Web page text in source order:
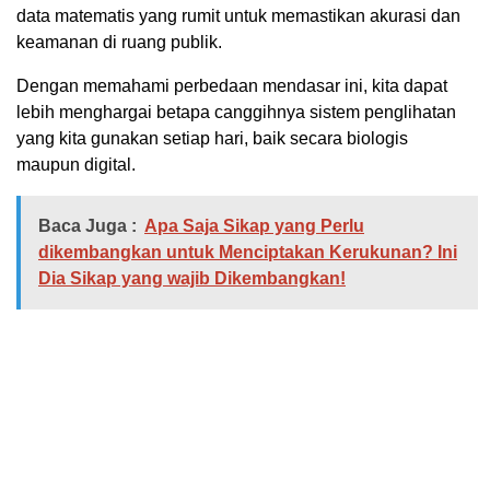
data matematis yang rumit untuk memastikan akurasi dan
keamanan di ruang publik.
Dengan memahami perbedaan mendasar ini, kita dapat
lebih menghargai betapa canggihnya sistem penglihatan
yang kita gunakan setiap hari, baik secara biologis
maupun digital.
Baca Juga : Apa Saja Sikap yang Perlu
dikembangkan untuk Menciptakan Kerukunan? Ini
Dia Sikap yang wajib Dikembangkan!